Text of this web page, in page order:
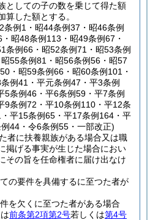
としての子の数を乗じて得た額
算した額とする。
条例1・昭44条例37・昭46条例
昭48条例113・昭49条例67・
条例66・昭52条例71・昭53条例
55条例81・昭56条例56・昭57
・昭59条例66・昭60条例101・
例41・平元条例47・平3条例
5条例46・平6条例59・平7条例
9条例72・平10条例110・平12条
平15条例65・平17条例164・平
44・令6条例55・一部改正)
者に扶養親族がある場合又は職
掲げる事実が生じた場合におい
その旨を任命権者に届け出なけ
の要件を具備するに至つた者が
を欠くに至つた者がある場合
前条第2項第2号若しくは第4号